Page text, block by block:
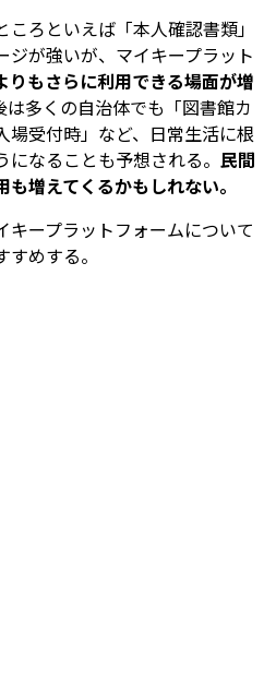
ろといえば「本人確認書類」
ジが強いが、マイキープラット
りもさらに利用できる場面が増
は多くの自治体でも「図書館カ
場受付時」など、日常生活に根
なることも予想される。 民間
増えてくるかもしれない。
ープラットフォームについて
めする。